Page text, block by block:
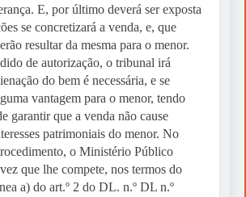
E, por último deverá ser exposta
se concretizará a venda, e, que
resultar da mesma para o menor.
de autorização, o tribunal irá
do bem é necessária, e se
vantagem para o menor, tendo
garantir que a venda não cause
patrimoniais do menor. No
o Ministério Público
que lhe compete, nos termos do
a) do art.º 2 do DL. n.º DL n.º